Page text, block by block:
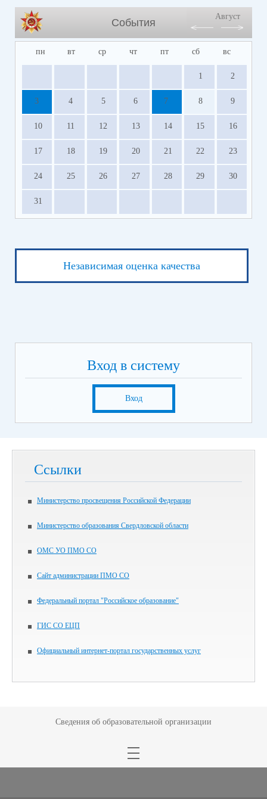
События
Август
пн вт ср чт пт сб вс
1 2
3 4 5 6 7 8 9
10 11 12 13 14 15 16
17 18 19 20 21 22 23
24 25 26 27 28 29 30
31
Независимая оценка качества
Вход в систему
Вход
Ссылки
Министерство просвещения Российской Федерации
Министерство образования Свердловской области
ОМС УО ПМО СО
Сайт администрации ПМО СО
Федеральный портал "Российское образование"
ГИС СО ЕЦП
Официальный интернет-портал государственных услуг
Сведения об образовательной организации